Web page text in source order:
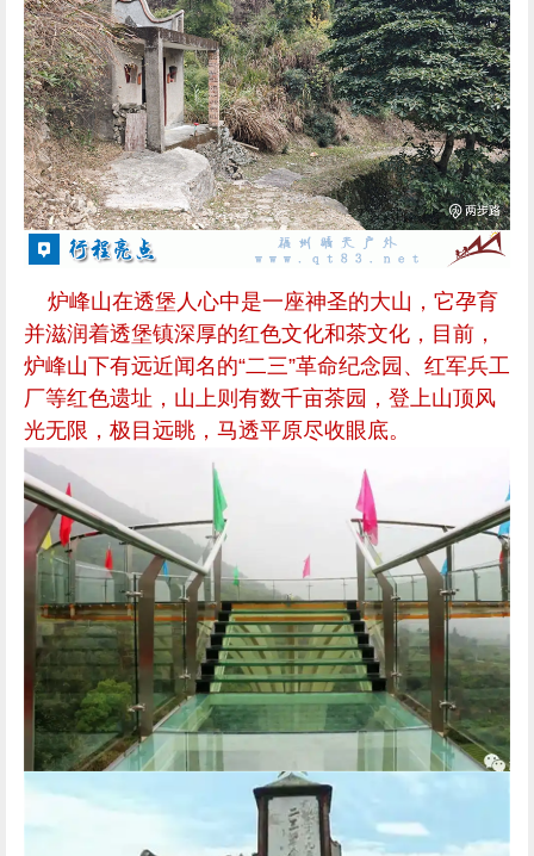
炉峰山在透堡人心中是一座神圣的大山，它孕育
并滋润着透堡镇深厚的红色文化和茶文化，目前，
炉峰山下有远近闻名的“二三”革命纪念园、红军兵工
厂等红色遗址，山上则有数千亩茶园，登上山顶风
光无限，极目远眺，马透平原尽收眼底。